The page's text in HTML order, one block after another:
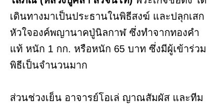
เดินทางมาเป็นประธานในพิธีสงฆ์ และปลุกเสก
หัวใจองค์พญานาคปู่นิลกาฬ ซึ่งทำจากทองคำ
แท้ หนัก 1 กก. หรือหนัก 65 บาท ซึ่งมีผู้เข้าร่วม
พิธีเป็นจำนวนมาก
ส่วนช่วงเย็น อาจารย์โอเล่ ญาณสัมผัส และทีม